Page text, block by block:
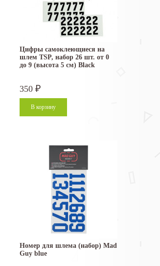
Цифры самоклеющиеся на
шлем TSP, набор 26 шт. от 0
до 9 (высота 5 см) Black
350 ₽
Номер для шлема (набор) Mad
Guy blue